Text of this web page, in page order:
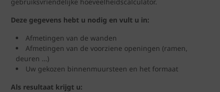
Deze gegevens hebt u nodig en vult u in:
Afmetingen van de wanden
Afmetingen van de voorziene openingen (ramen,
deuren …)
Uw gekozen binnenmuursteen en het formaat
Als resultaat krijgt u: